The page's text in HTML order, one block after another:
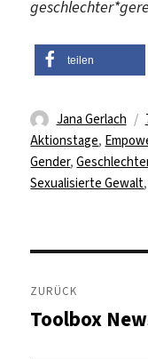
teilen
Autor
Jana Gerlach
Aktionstage,
Gender,
Sexualisierte Gewalt
ZURÜCK
Vorheriger
Toolbox